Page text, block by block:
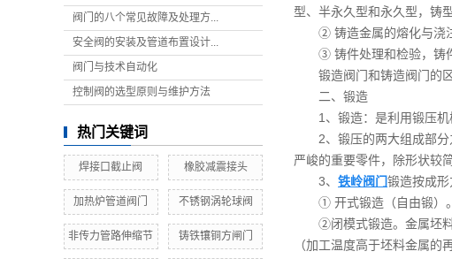
阀门的八个常见故障及处理方...
安全阀的安装及管道布置设计...
阀门与技术自动化
控制阀的选型原则与维护方法
热门关键词
焊接口截止阀 橡胶减震接头
加热炉管道阀门 不锈钢涡轮球阀
非传力管路伸缩节 铸铁镶铜方闸门
型、半永久型和永久型，铸
② 铸造金属的熔化与浇
③ 铸件处理和检验，铸
锻造阀门和铸造阀门的
二、锻
1、锻造：是利用锻压
2、锻压的两大组成部
严峻的重要零件，除形状较
3、 铁岭阀门锻造按成形
① 开式锻造（自由锻）
②闭模式锻造。金属坯
（加工温度高于坯料金属的